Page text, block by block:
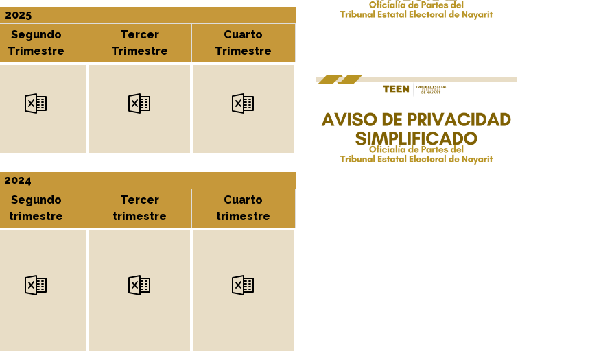
2025
Segundo
Trimestre
Tercer
Trimestre
Cuarto
Trimestre
2024
Segundo
trimestre
Tercer
trimestre
Cuarto
trimestre